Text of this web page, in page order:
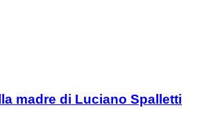
madre di Luciano Spalletti